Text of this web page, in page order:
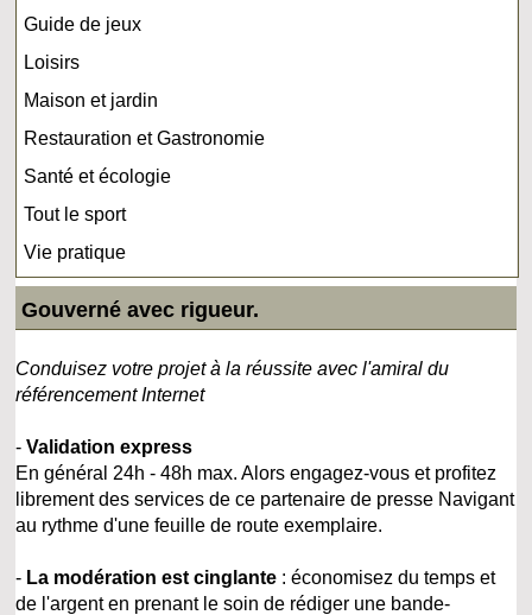
Guide de jeux
Loisirs
Maison et jardin
Restauration et Gastronomie
Santé et écologie
Tout le sport
Vie pratique
Gouverné avec rigueur.
Conduisez votre projet à la réussite avec l'amiral du
référencement Internet
-Validation express
En général 24h - 48h max. Alors engagez-vous et profitez
librement des services de ce partenaire de presse Navigant
au rythme d'une feuille de route exemplaire.
- La modération est cinglante : économisez du temps et
de l'argent en prenant le soin de rédiger une bande-